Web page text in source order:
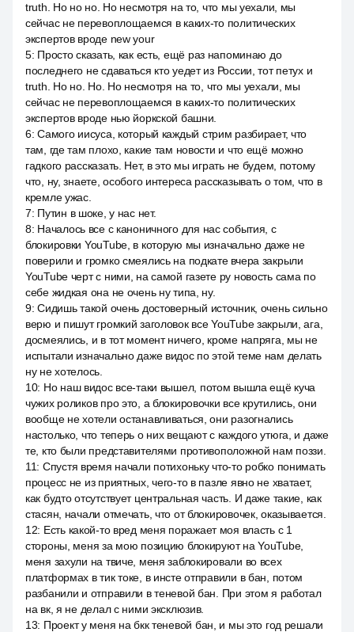
truth. Но но но. Но несмотря на то, что мы уехали, мы
сейчас не перевоплощаемся в каких-то политических
экспертов вроде new your
5: Просто сказать, как есть, ещё раз напоминаю до
последнего не сдаваться кто уедет из России, тот петух и
truth. Но но. Но. Но несмотря на то, что мы уехали, мы
сейчас не перевоплощаемся в каких-то политических
экспертов вроде нью йоркской башни.
6:Самого иисуса, который каждый стрим разбирает, что
там, где там плохо, какие там новости и что ещё можно
гадкого рассказать. Нет, в это мы играть не будем, потому
что, ну, знаете, особого интереса рассказывать о том, что в
кремле ужас.
7: Путин в шоке, у нас нет.
8: Началось все с каноничного для нас события, с
блокировки YouTube, в которую мы изначально даже не
поверили и громко смеялись на подкате вчера закрыли
YouTube черт с ними, на самой газете ру новость сама по
себе жидкая она не очень ну типа, ну.
9:Сидишь такой очень достоверный источник, очень сильно
верю и пишут громкий заголовок все YouTube закрыли, ага,
досмеялись, и в тот момент ничего, кроме напряга, мы не
испытали изначально даже видос по этой теме нам делать
ну не хотелось.
10: Но наш видос все-таки вышел, потом вышла ещё куча
чужих роликов про это, а блокировочки все крутились, они
вообще не хотели останавливаться, они разогнались
настолько, что теперь о них вещают с каждого утюга, и даже
те, кто были представителями противоположной нам поззи.
11: Спустя время начали потихоньку что-то робко понимать
процесс не из приятных, чего-то в пазле явно не хватает,
как будто отсутствует центральная часть. И даже такие, как
стасян, начали отмечать, что от блокировочек, оказывается.
12: Есть какой-то вред меня поражает моя власть с 1
стороны, меня за мою позицию блокируют на YouTube,
меня захули на твиче, меня заблокировали во всех
платформах в тик токе, в инсте отправили в бан, потом
разбанили и отправили в теневой бан. При этом я работал
на вк, я не делал с ними эксклюзив.
13: Проект у меня на бкк теневой бан, и мы это год решали